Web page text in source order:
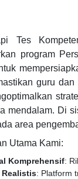
Tes
program
guru
mendalam. Di
area
Utama Kami:
Komprehensif:
Realistis: Platform